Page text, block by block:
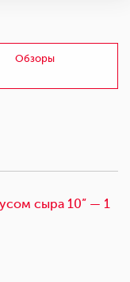
Обзоры
сыра 10” — 1